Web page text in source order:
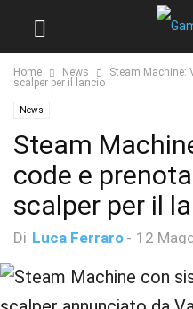
Home News
Steam Machine:
scalper per il lancio
News
Steam
code e
scalper per il
Di Luca Ferraro - 12